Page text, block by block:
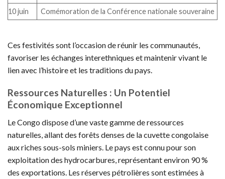
10 juin
Comémoration de la Conférence nationale souveraine
Ces festivités sont l’occasion de réunir les communautés,
favoriser les échanges interethniques et maintenir vivant le
lien avec l’histoire et les traditions du pays.
Ressources Naturelles : Un Potentiel
Économique Exceptionnel
Le Congo dispose d’une vaste gamme de ressources
naturelles, allant des forêts denses de la cuvette congolaise
aux riches sous-sols miniers. Le pays est connu pour son
exploitation des hydrocarbures, représentant environ 90 %
des exportations. Les réserves pétrolières sont estimées à